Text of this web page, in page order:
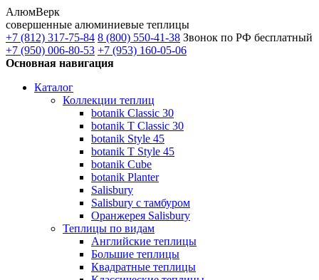
АлюмВерк
совершенные алюминиевые теплицы
+7 (812) 317-75-84 8 (800) 550-41-38 Звонок по РФ бесплатный
+7 (950) 006-80-53 +7 (953) 160-05-06
Основная навигация
Каталог
Коллекции теплиц
botanik Classic 30
botanik T Classic 30
botanik Style 45
botanik Т Style 45
botanik Cube
botanik Planter
Salisbury
Salisbury с тамбуром
Оранжерея Salisbury
Теплицы по видам
Английские теплицы
Большие теплицы
Квадратные теплицы